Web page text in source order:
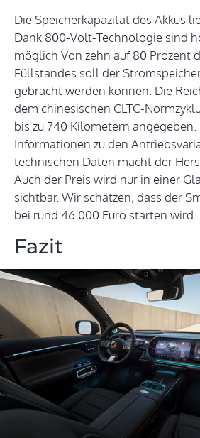
Die Speicherkapazität des Akkus
Dank 800-Volt-Technologie sind
möglich Von zehn auf 80 Prozent
Füllstandes soll der
gebracht werden können. Die
dem chinesischen CLTC-
bis zu 740 Kilometern
Informationen zu den
technischen Daten macht der
Auch der Preis wird nur in einer
sichtbar. Wir schätzen, dass der
bei rund 46.000 Euro starten wird.
Fazit